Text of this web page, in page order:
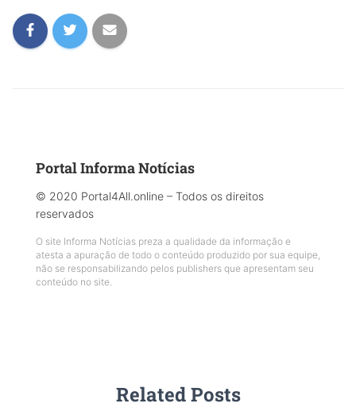
Portal Informa Notícias
© 2020 Portal4All.online – Todos os direitos
reservados
O site Informa Notícias preza a qualidade da informação e
atesta a apuração de todo o conteúdo produzido por sua equipe,
não se responsabilizando pelos publishers que apresentam seu
conteúdo no site.
Related Posts